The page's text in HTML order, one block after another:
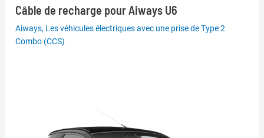
Câble de recharge pour Aiways U6
Aiways, Les véhicules électriques avec une prise de Type 2
Combo (CCS)